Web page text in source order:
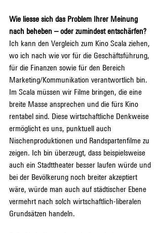
Wie liesse sich das Problem Ihrer Meinung
nach beheben – oder zumindest entschärfen?
Ich kann den Vergleich zum Kino Scala ziehen,
wo ich nach wie vor für die Geschäftsführung,
für die Finanzen sowie für den Bereich
Marketing/Kommunikation verantwortlich bin.
Im Scala müssen wir Filme bringen, die eine
breite Masse ansprechen und die fürs Kino
rentabel sind. Diese wirtschaftliche Denkweise
ermöglicht es uns, punktuell auch
Nischenproduktionen und Randspartenfilme zu
zeigen. Ich bin überzeugt, dass beispielsweise
auch ein Stadttheater besser laufen würde und
bei der Bevölkerung noch breiter akzeptiert
wäre, würde man auch auf städtischer Ebene
vermehrt nach solch wirtschaftlich-liberalen
Grundsätzen handeln.